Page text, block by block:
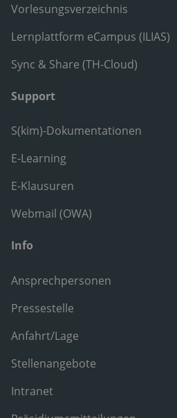
Vorlesungsverzeichnis
Lernplattform eCampus (ILIAS)
Sync & Share (TH-Cloud)
Support
S(kim)-Dokumentationen
E-Learning
E-Klausuren
Webmail (OWA)
Info
Ansprechpersonen
Pressestelle
Anfahrt/Lage
Stellenangebote
Intranet